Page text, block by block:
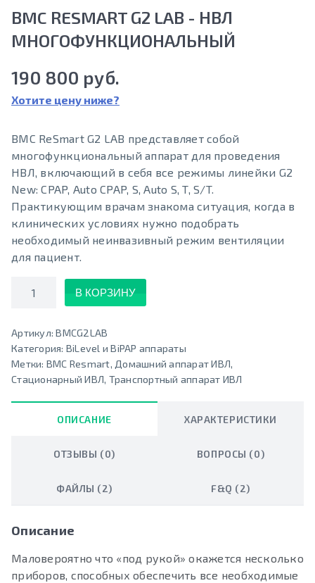
BMC RESMART G2 LAB - НВЛ
МНОГОФУНКЦИОНАЛЬНЫЙ
190 800 руб.
Хотите цену ниже?
BMC ReSmart G2 LAB представляет собой
многофункциональный аппарат для проведения
НВЛ, включающий в себя все режимы линейки G2
New: CPAP, Auto CPAP, S, Auto S, T, S/T.
Практикующим врачам знакома ситуация, когда в
клинических условиях нужно подобрать
необходимый неинвазивный режим вентиляции
для пациент.
Количество
В КОРЗИНУ
Артикул:BMCG2LAB
Категория: BiLevel и BiPAP аппараты
Метки: BMC Resmart, Домашний аппарат ИВЛ,
Стационарный ИВЛ, Транспортный аппарат ИВЛ
ОПИСАНИЕ ХАРАКТЕРИСТИКИ
ОТЗЫВЫ (0) ВОПРОСЫ (0)
ФАЙЛЫ (2) F&Q (2)
Описание
Маловероятно что «под рукой» окажется несколько
приборов, способных обеспечить все необходимые